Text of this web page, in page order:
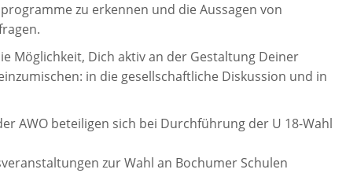
zu erkennen und die Aussagen von
Möglichkeit, Dich aktiv an der Gestaltung Deiner
in die gesellschaftliche Diskussion und in
AWO beteiligen sich bei Durchführung der U 18-Wahl
zur Wahl an Bochumer Schulen